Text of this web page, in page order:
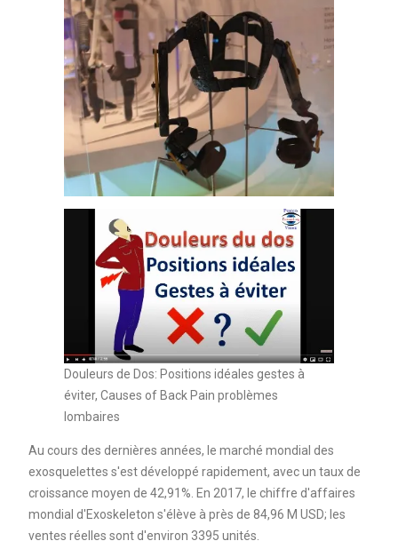
Douleurs de Dos: Positions idéales gestes à
éviter, Causes of Back Pain problèmes
lombaires
Au cours des dernières années, le marché mondial des
exosquelettes s'est développé rapidement, avec un taux de
croissance moyen de 42,91%. En 2017, le chiffre d'affaires
mondial d'Exoskeleton s'élève à près de 84,96 M USD; les
ventes réelles sont d'environ 3395 unités.